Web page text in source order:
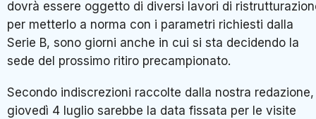
dovrà essere oggetto di diversi lavori di
per metterlo a norma con i parametri richiesti dalla
Serie B, sono giorni anche in cui si sta decidendo la
sede del prossimo ritiro precampionato.
Secondo indiscrezioni raccolte dalla nostra redazione,
giovedì 4 luglio sarebbe la data fissata per le visite